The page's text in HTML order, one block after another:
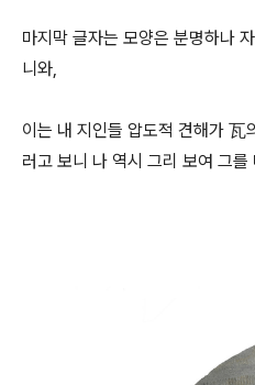
마지막 글자는 모양은 분명하나
니와,
이는 내 지인들 압도적 견해가
러고 보니 나 역시 그리 보여 그를